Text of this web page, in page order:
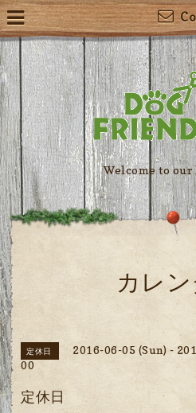
Welcome to our
カレ
定休日
2016-06-05 (Sun) -
00
定休日